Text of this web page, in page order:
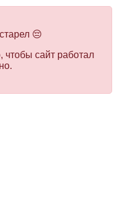
😔
чтобы сайт работал